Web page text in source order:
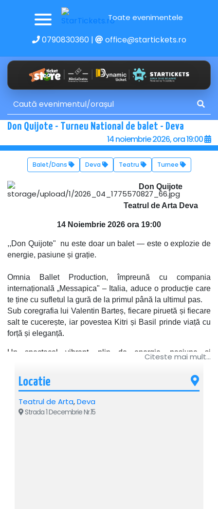
Toate evenimentele
0790830360| office@startickets.ro
Don Quijote - Turneu National de balet - Deva
14 noiembrie 2026, ora 19:00
Balet/Dans Deva Teatru Turnee
Don Quijote
Teatrul de Arta Deva
14 Noiembrie 2026 ora 19:00
,,Don Quijote" nu este doar un balet — este o explozie de
energie, pasiune și grație.
Omnia Ballet Production, împreună cu compania
internațională „Messapica" – Italia, aduce o producție care
te ține cu sufletul la gură de la primul până la ultimul pas.
Sub coregrafia lui Valentin Barteș, fiecare piruetă și fiecare
salt te cucerește, iar povestea Kitri și Basil prinde viață cu
forță și eleganță.
Un spectacol vibrant, plin de energie, pasiune și
capodopere ale baletului clasic: Don Quijote.
Inspirat din celebra poveste a cavalerului visător,
spectacolul cucerește publicul prin ritm alert, momente
Citeste mai mult...
Locatie
Teatrul de Arta,Deva
Strada 1 Decembrie Nr.15